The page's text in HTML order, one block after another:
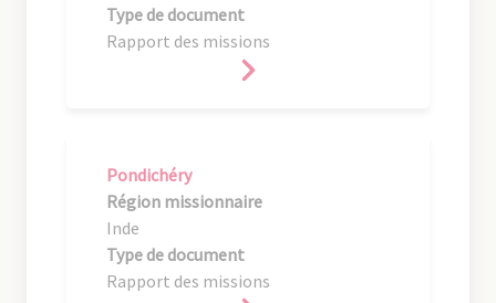
Type de document
Rapport des missions
Pondichéry
Région missionnaire
Inde
Type de document
Rapport des missions